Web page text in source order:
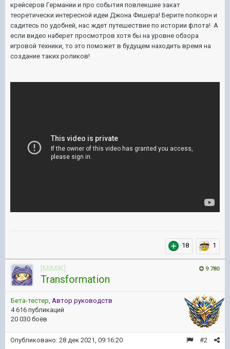
крейсеров Германии и про события повлекшие закат
теоретически интересной идеи Джона Фишера! Берите попкорн и
садитесь по удобней, нас ждет путешествие по истории флота! А
если видео наберет просмотров хотя бы на уровне обзора
игровой техники, то это поможет в будущем находить время на
создание таких роликов!
18 1
9 780
[MIMIK]
Transformation
Бета-тестер Автор руководств
4 616 публикаций
20 030 боёв
#2
Опубликовано: 28 дек 2021, 09:16:20